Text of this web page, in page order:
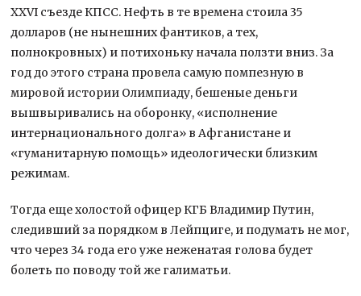
XXVI съезде КПСС. Нефть в те времена стоила 35
долларов (не нынешних фантиков, а тех,
полнокровных) и потихоньку начала ползти вниз. За
год до этого страна провела самую помпезную в
мировой истории Олимпиаду, бешеные деньги
вышвыривались на оборонку, «исполнение
интернационального долга» в Афганистане и
«гуманитарную помощь» идеологически близким
режимам.
Тогда еще холостой офицер КГБ Владимир Путин,
следивший за порядком в Лейпциге, и подумать не мог,
что через 34 года его уже неженатая голова будет
болеть по поводу той же галиматьи.